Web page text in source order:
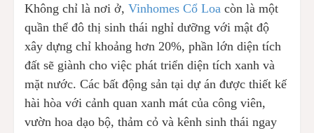
Không chỉ là nơi ở,Vinhomes Cổ Loa còn là một
quần thể đô thị sinh thái nghỉ dưỡng với mật độ
xây dựng chỉ khoảng hơn 20%, phần lớn diện tích
đất sẽ giành cho việc phát triển diện tích xanh và
mặt nước. Các bất động sản tại dự án được thiết kế
hài hòa với cảnh quan xanh mát của công viên,
vườn hoa dạo bộ, thảm cỏ và kênh sinh thái ngay